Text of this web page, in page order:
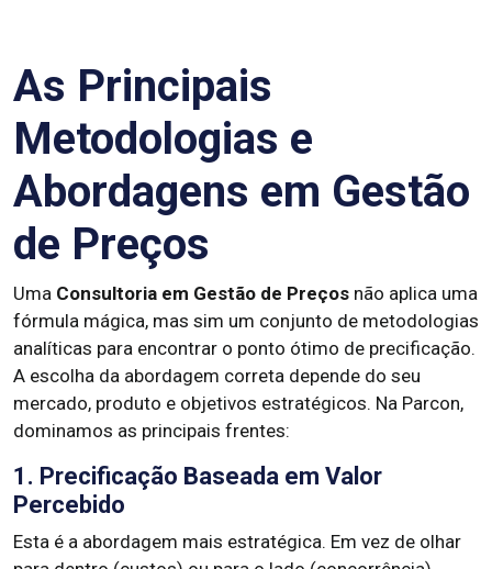
As Principais
Metodologias e
Abordagens em Gestão
de Preços
Uma Consultoria em Gestão de Preços não aplica uma
fórmula mágica, mas sim um conjunto de metodologias
analíticas para encontrar o ponto ótimo de precificação.
A escolha da abordagem correta depende do seu
mercado, produto e objetivos estratégicos. Na Parcon,
dominamos as principais frentes:
1. Precificação Baseada em Valor
Percebido
Esta é a abordagem mais estratégica. Em vez de olhar